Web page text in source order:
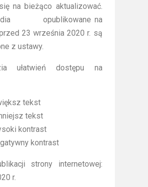
na bieżąco aktualizować.
opublikowane na
23 września 2020 r. są
z ustawy.
ułatwień dostępu na
tekst
tekst
kontrast
kontrast
strony internetowej:
r.